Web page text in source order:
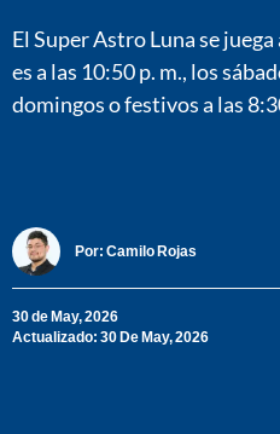
El Super Astro Luna se
es a las 10:50 p. m., los
domingos o festivos a las
Por: Camilo Rojas
30 de May, 2026
Actualizado: 30 De May, 2026